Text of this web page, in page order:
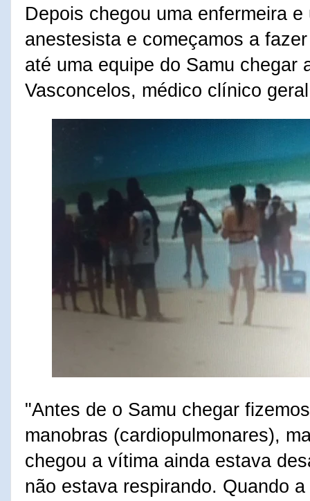
Depois chegou uma enfermeira
anestesista e começamos a
até uma equipe do Samu chegar
Vasconcelos, médico clínico
"Antes de o Samu chegar
manobras (cardiopulmonares),
chegou a vítima ainda estava
não estava respirando. Quando